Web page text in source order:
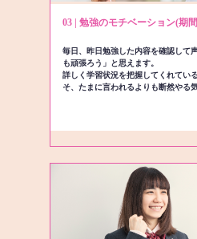
03 | 勉強のモチベーション(期
毎日、昨日勉強した内容を確認して
も頑張ろう」と思えます。
詳しく学習状況を把握してくれてい
そ、たまに言われるよりも断然やる気